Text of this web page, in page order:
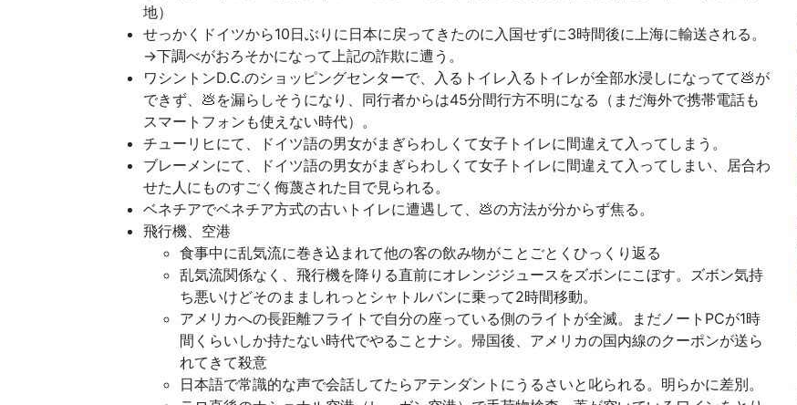
地）
せっかくドイツから10日ぶりに日本に戻ってきたのに入国せずに3時間後に上海に輸送される。
→下調べがおろそかになって上記の詐欺に遭う。
ワシントンD.C.のショッピングセンターで、入るトイレ入るトイレが全部水浸しになってて💩が
できず、💩を漏らしそうになり、同行者からは45分間行方不明になる（まだ海外で携帯電話も
スマートフォンも使えない時代）。
チューリヒにて、ドイツ語の男女がまぎらわしくて女子トイレに間違えて入ってしまう。
ブレーメンにて、ドイツ語の男女がまぎらわしくて女子トイレに間違えて入ってしまい、居合わ
せた人にものすごく侮蔑された目で見られる。
ベネチアでベネチア方式の古いトイレに遭遇して、💩の方法が分からず焦る。
飛行機、空港
食事中に乱気流に巻き込まれて他の客の飲み物がことごとくひっくり返る
乱気流関係なく、飛行機を降りる直前にオレンジジュースをズボンにこぼす。ズボン気持
ち悪いけどそのまましれっとシャトルバンに乗って2時間移動。
アメリカへの長距離フライトで自分の座っている側のライトが全滅。まだノートPCが1時
間くらいしか持たない時代でやることナシ。帰国後、アメリカの国内線のクーポンが送ら
れてきて殺意
日本語で常識的な声で会話してたらアテンダントにうるさいと叱られる。明らかに差別。